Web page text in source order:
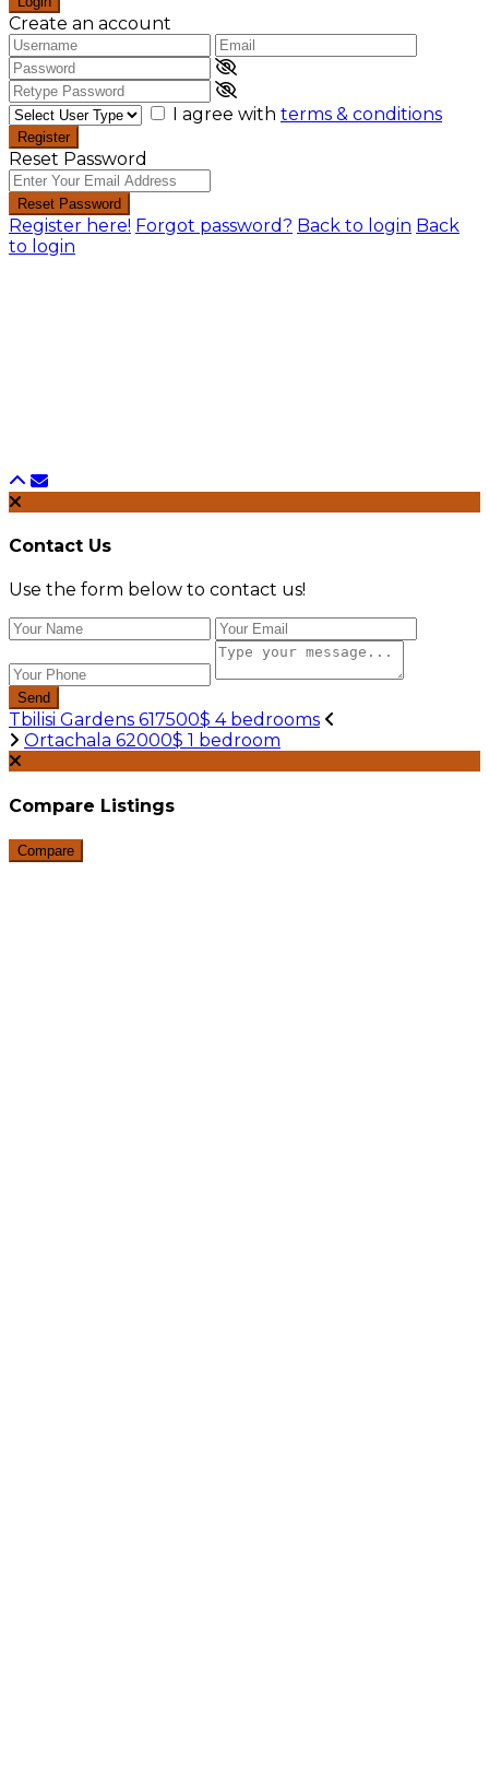
Create an account
I agree with terms & conditions
Register
Reset Password
Reset Password
Register here! Forgot password? Back to login Back
to login
Contact Us
Use the form below to contact us!
Send
Tbilisi Gardens 617500$ 4 bedrooms
Ortachala 62000$ 1 bedroom
Compare Listings
Compare